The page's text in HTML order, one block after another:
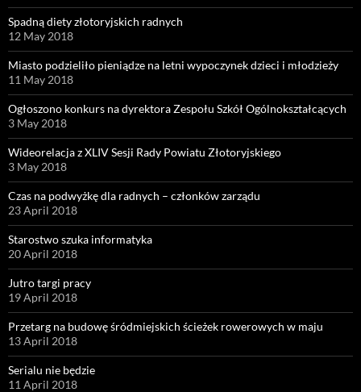
Spadną diety złotoryjskich radnych
12 May 2018
Miasto podzieliło pieniądze na letni wypoczynek dzieci i młodzieży
11 May 2018
Ogłoszono konkurs na dyrektora Zespołu Szkół Ogólnokształcących
3 May 2018
Wideorelacja z XLIV Sesji Rady Powiatu Złotoryjskiego
3 May 2018
Czas na podwyżkę dla radnych – członków zarządu
23 April 2018
Starostwo szuka informatyka
20 April 2018
Jutro targi pracy
19 April 2018
Przetarg na budowę śródmiejskich ścieżek rowerowych w maju
13 April 2018
Serialu nie będzie
11 April 2018